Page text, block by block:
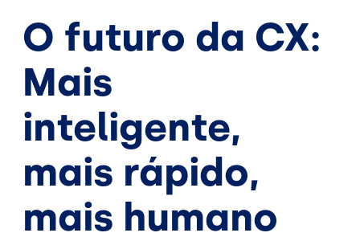
O futuro da CX:
Mais
inteligente,
mais rápido,
mais humano